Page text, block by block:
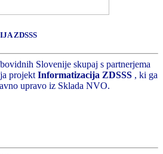
ZDSSS
Slovenije skupaj s partnerjema
projekt Informatizacija ZDSSS , ki ga
upravo iz Sklada NVO.